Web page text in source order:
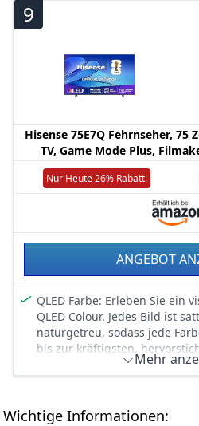
Entertainment
Gaming mit bis zu 4K @ 60 Hz
webOS 26 mit 4 Jahren
Fernbedienung
9
Hisense 75E7Q Fehrnseher, 75
TV, Game Mode Plus,
Atmos, HDR10, HLG, HDR
Dolby MS12, DTS X,
Nur Heute 26% Rabatt!
ANGEBOT
QLED Farbe: Erleben Sie ein
QLED Colour. Jedes Bild ist
naturgetreu, sodass jede
bis zur kräftigsten,
Dolby Vision Atmos: Die
Kraftpaket.
Mehr
Wichtige Informationen: